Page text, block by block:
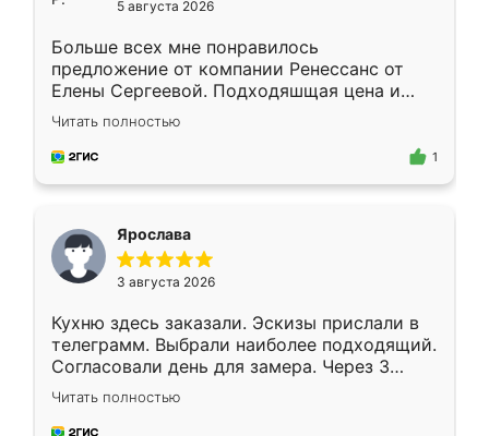
5 августа 2026
Больше всех мне понравилось
предложение от компании Ренессанс от
Елены Сергеевой. Подходяшщая цена и
короткие сроки изготовления. Приехавший
для замера сотрудник Владислав
предложил по моему эскизу самый
Читать полностью
1
Ярослава
3 августа 2026
Кухню здесь заказали. Эскизы прислали в
телеграмм. Выбрали наиболее подходящий.
Согласовали день для замера. Через 3
недели кухня была уже готова. Остались
довольны работой. Спасибо Ренессанс
мебель за качественную работу!
Читать полностью